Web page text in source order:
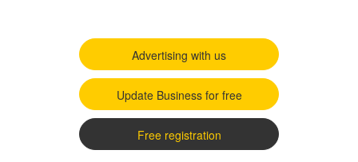
Advertising with us
Update Business for free
Free registration